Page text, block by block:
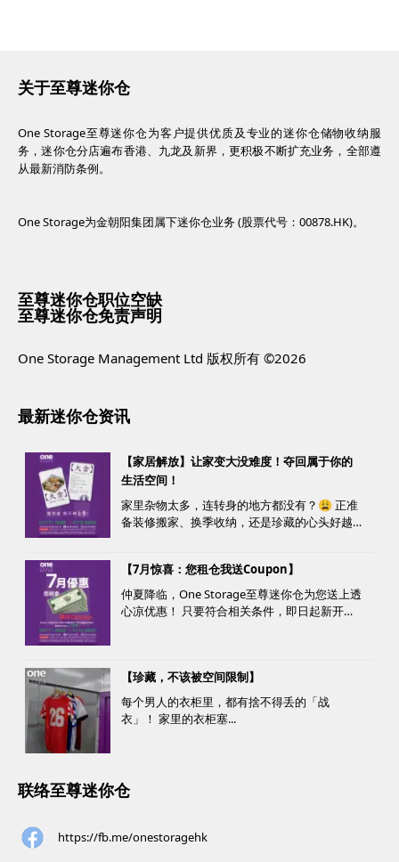
关于至尊迷你仓
One Storage至尊迷你仓为客户提供优质及专业的迷你仓储物收纳服
务，迷你仓分店遍布香港、九龙及新界，更积极不断扩充业务，全部遵
从最新消防条例。
One Storage为金朝阳集团属下迷你仓业务 (股票代号：00878.HK)。
至尊迷你仓职位空缺
至尊迷你仓免责声明
One Storage Management Ltd 版权所有 ©2026
最新迷你仓资讯
【家居解放】让家变大没难度！夺回属于你的
生活空间！
家里杂物太多，连转身的地方都没有？😩 正准
备装修搬家、换季收纳，还是珍藏的心头好越
【7月惊喜：您租仓我送Coupon】
仲夏降临，One Storage至尊迷你仓为您送上透
心凉优惠！ 只要符合相关条件，即日起新开仓
物乐。 优惠详情...
【珍藏，不该被空间限制】
每个男人的衣柜里，都有捨不得丢的「战
衣」！ 家里的衣柜塞...
联络至尊迷你仓
https://fb.me/onestoragehk